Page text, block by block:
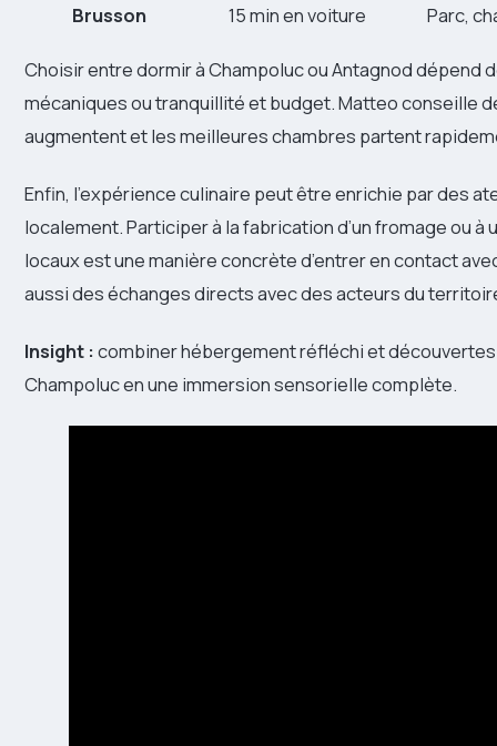
Brusson
15 min en voiture Parc,
Choisir entre dormir à Champoluc ou Antagnod
mécaniques ou tranquillité et budget. Matteo conseille
augmentent et les meilleures chambres partent
Enfin, l’expérience culinaire peut être enrichie par des
localement. Participer à la fabrication d’un fromage ou
locaux est une manière concrète d’entrer en contact
aussi des échanges directs avec des acteurs du
Insight : combiner hébergement réfléchi et
Champoluc en une immersion sensorielle complète.